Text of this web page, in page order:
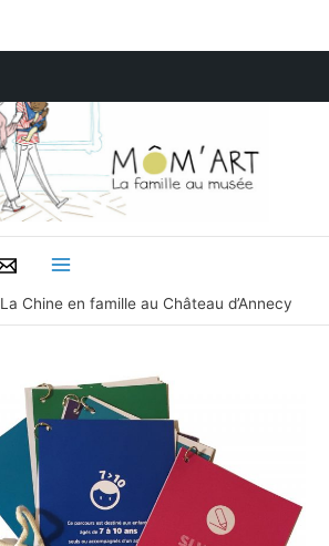
Menu
La Chine en famille au Château d’Annecy